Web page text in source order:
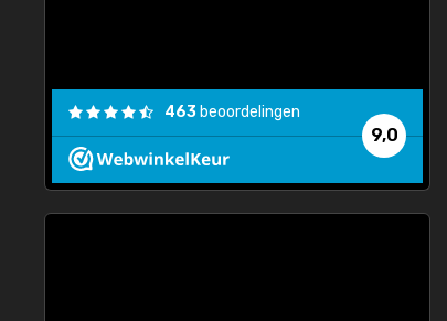
9,0
463 beoordelingen